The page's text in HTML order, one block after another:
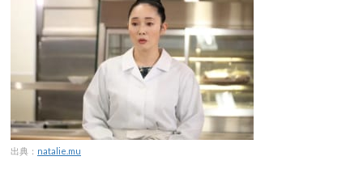
出典： natalie.mu